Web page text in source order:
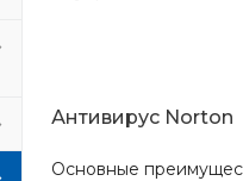
Антивирус Norton
Основные